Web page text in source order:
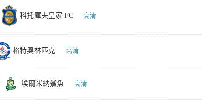
科托庫夫皇家 FC 高清
格特奧林匹克 高清
埃爾米納鯊魚 高清